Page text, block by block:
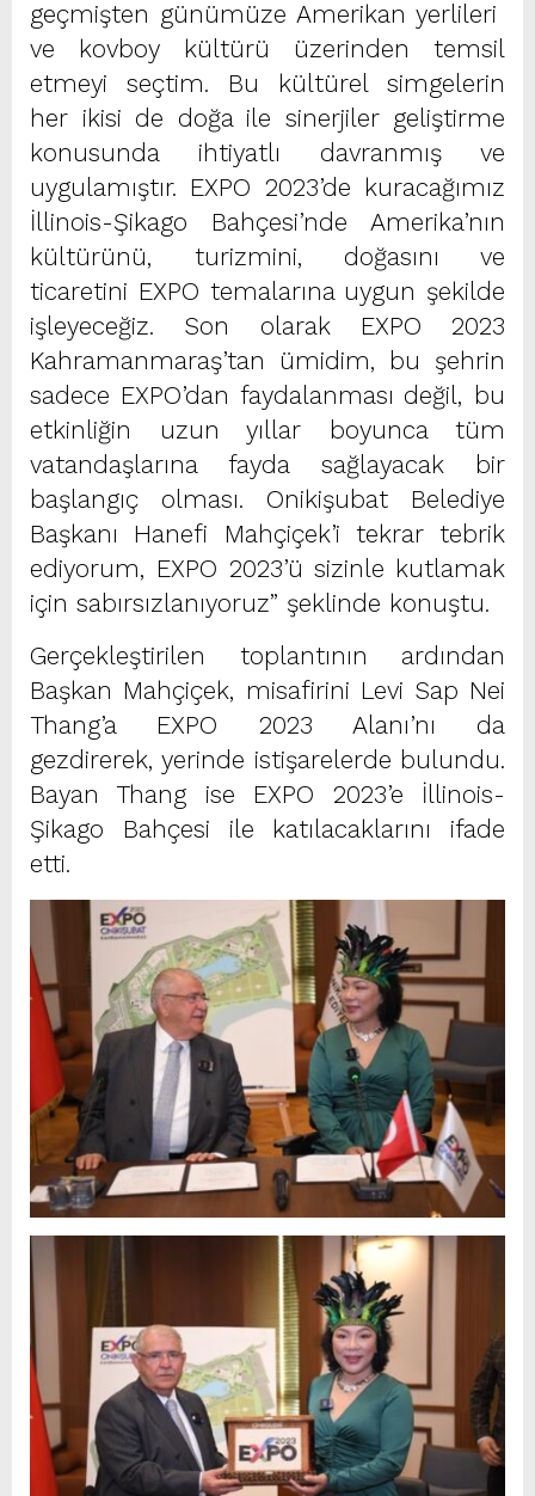
geçmişten günümüze Amerikan yerlileri
ve kovboy kültürü üzerinden temsil
etmeyi seçtim. Bu kültürel simgelerin
her ikisi de doğa ile sinerjiler geliştirme
konusunda ihtiyatlı davranmış ve
uygulamıştır. EXPO 2023’de kuracağımız
İllinois-Şikago Bahçesi’nde Amerika’nın
kültürünü, turizmini, doğasını ve
ticaretini EXPO temalarına uygun şekilde
işleyeceğiz. Son olarak EXPO 2023
Kahramanmaraş’tan ümidim, bu şehrin
sadece EXPO’dan faydalanması değil, bu
etkinliğin uzun yıllar boyunca tüm
vatandaşlarına fayda sağlayacak bir
başlangıç olması. Onikişubat Belediye
Başkanı Hanefi Mahçiçek’i tekrar tebrik
ediyorum, EXPO 2023’ü sizinle kutlamak
için sabırsızlanıyoruz” şeklinde konuştu.
Gerçekleştirilen toplantının ardından
Başkan Mahçiçek, misafirini Levi Sap Nei
Thang’a EXPO 2023 Alanı’nı da
gezdirerek, yerinde istişarelerde bulundu.
Bayan Thang ise EXPO 2023’e İllinois-
Şikago Bahçesi ile katılacaklarını ifade
etti.